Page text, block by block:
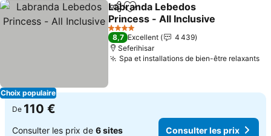
Choix populaire
PartagerAjouter à mes favoris
Labranda Lebedos
Princess - All Inclusive
4 Étoiles
8,7 Excellent
4 439
Seferihisar
Spa et installations de bien-être relaxants
De 110 €
Consulter les prix de 6 sites Consulter les prix